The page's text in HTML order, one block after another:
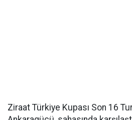
Ziraat Türkiye Kupası Son 16